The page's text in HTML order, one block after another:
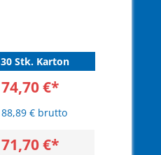
30 Stk. Karton
74,70 €*
88,89 € brutto
71,70 €*